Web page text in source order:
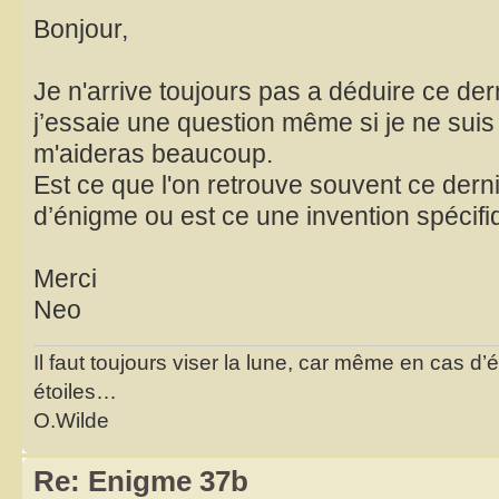
Bonjour,
Je n'arrive toujours pas a déduire ce
j’essaie une question même si je ne
m'aideras beaucoup.
Est ce que l'on retrouve souvent ce
d’énigme ou est ce une invention
Merci
Neo
Il faut toujours viser la lune, car même en cas
étoiles…
O.Wilde
Re: Enigme 37b